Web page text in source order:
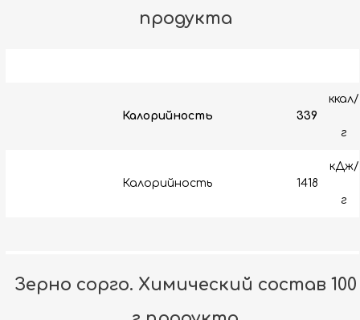
продукта
Калорийность 339
ккал/
г
Калорийность 1418
кДж/
г
Зерно сорго. Химический состав 100